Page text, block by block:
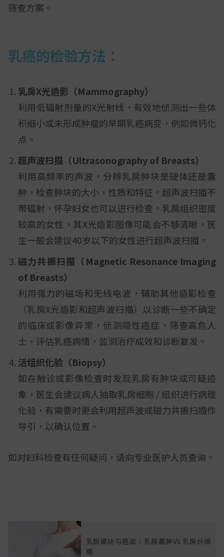
筛查方案。
乳癌的检验方法：
乳房X光造影（Mammography）
利用低辐射剂量的X光射线，有效地侦测出一些体
积细小或未形成肿瘤的早期乳癌病变，例如微钙化
点。
超声波扫描（Ultrasonography of Breasts）
利用高频率的声波，分辨乳房肿块是硬体还是囊
肿，检查肿块的大小，性质和特征。超声波扫描不
带辐射，怀孕妇女也可以进行检查。乳房组织密度
较高的女性，其X光造影图像可能会不够清晰，医
生一般会建议40岁以下的女性进行超声波扫描。
磁力共振扫描（Magnetic Resonance Imaging
of Breasts）
利用强力的磁场和无线电波，辅助其他造影检查
（乳房X光造影和超声波扫描）以诊断一些不确定
的临床或影像异常，侦测隐性癌症，筛查高危人
士，评估乳癌病情，监测治疗成效和诊断复发。
活组织化验（Biopsy）
如在触诊或影像检查时发现乳房有肿块或可疑迹
象，医生会建议病人抽取乳房细胞 / 组织进行病理
化验，有需要时更会利用超声波或磁力共振扫描作
导引，以确认位置。
如对妇科检查有任何疑问，请向专业医护人员查询。
乳房硬块与癌症：乳房囊肿Vs 乳房纤维
瘤